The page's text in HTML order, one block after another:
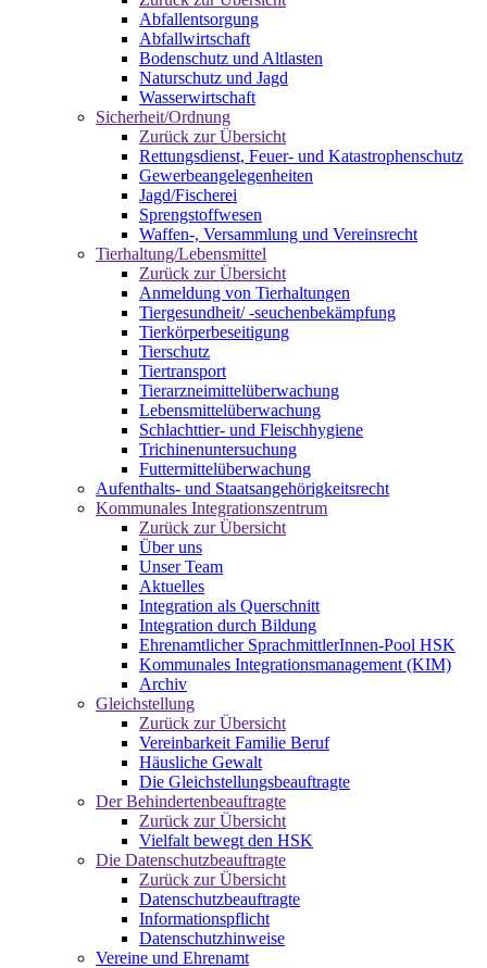
Abfallentsorgung
Abfallwirtschaft
Bodenschutz und Altlasten
Naturschutz und Jagd
Wasserwirtschaft
Sicherheit/Ordnung
Zurück zur Übersicht
Rettungsdienst, Feuer- und Katastrophenschutz
Gewerbeangelegenheiten
Jagd/Fischerei
Sprengstoffwesen
Waffen-, Versammlung und Vereinsrecht
Tierhaltung/Lebensmittel
Zurück zur Übersicht
Anmeldung von Tierhaltungen
Tiergesundheit/ -seuchenbekämpfung
Tierkörperbeseitigung
Tierschutz
Tiertransport
Tierarzneimittelüberwachung
Lebensmittelüberwachung
Schlachttier- und Fleischhygiene
Trichinenuntersuchung
Futtermittelüberwachung
Aufenthalts- und Staatsangehörigkeitsrecht
Kommunales Integrationszentrum
Zurück zur Übersicht
Über uns
Unser Team
Aktuelles
Integration als Querschnitt
Integration durch Bildung
Ehrenamtlicher SprachmittlerInnen-Pool HSK
Kommunales Integrationsmanagement (KIM)
Archiv
Gleichstellung
Zurück zur Übersicht
Vereinbarkeit Familie Beruf
Häusliche Gewalt
Die Gleichstellungsbeauftragte
Der Behindertenbeauftragte
Zurück zur Übersicht
Vielfalt bewegt den HSK
Die Datenschutzbeauftragte
Zurück zur Übersicht
Datenschutzbeauftragte
Informationspflicht
Datenschutzhinweise
Vereine und Ehrenamt